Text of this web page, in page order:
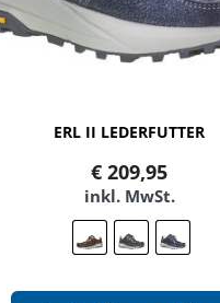
ERL II LEDERFUTTER
€ 209,95
inkl. MwSt.